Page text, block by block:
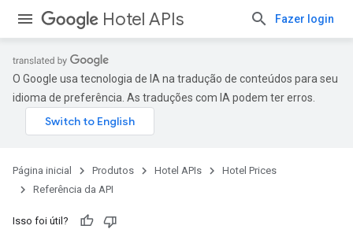
Hotel APIs Fazer login
O Google usa tecnologia de IA na tradução de conteúdos para seu
idioma de preferência. As traduções com IA podem ter erros.
Página inicial Produtos Hotel APIs
Hotel Prices
Referência da API
Isso foi útil?